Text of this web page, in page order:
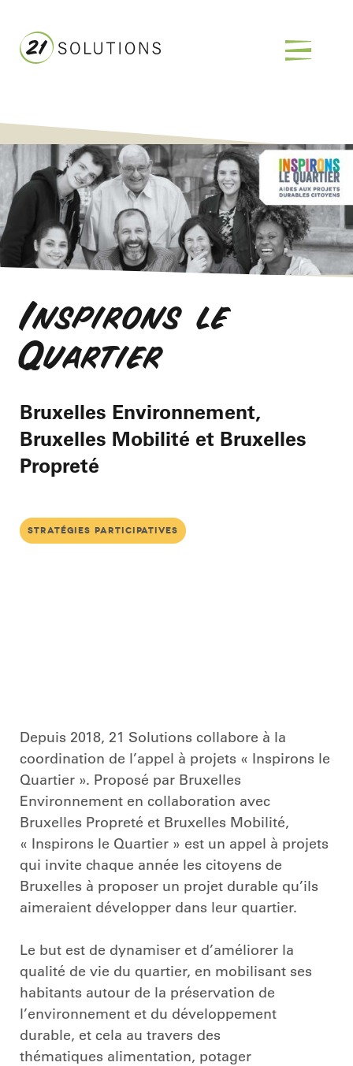
Inspirons le
Quartier
Bruxelles Environnement,
Bruxelles Mobilité et Bruxelles
Propreté
stratégies participatives
Depuis 2018, 21 Solutions collabore à la
coordination de l’appel à projets « Inspirons le
Quartier ». Proposé par Bruxelles
Environnement en collaboration avec
Bruxelles Propreté et Bruxelles Mobilité,
« Inspirons le Quartier » est un appel à projets
qui invite chaque année les citoyens de
Bruxelles à proposer un projet durable qu’ils
aimeraient développer dans leur quartier.
Le but est de dynamiser et d’améliorer la
qualité de vie du quartier, en mobilisant ses
habitants autour de la préservation de
l’environnement et du développement
durable, et cela au travers des
thématiques alimentation, potager